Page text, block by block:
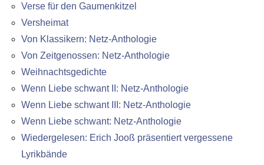
Verse für den Gaumenkitzel
Versheimat
Von Klassikern: Netz-Anthologie
Von Zeitgenossen: Netz-Anthologie
Weihnachtsgedichte
Wenn Liebe schwant II: Netz-Anthologie
Wenn Liebe schwant III: Netz-Anthologie
Wenn Liebe schwant: Netz-Anthologie
Wiedergelesen: Erich Jooß präsentiert vergessene
Lyrikbände